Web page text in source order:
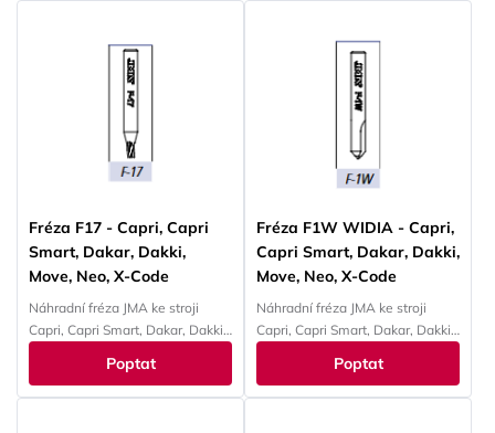
Fréza F17 - Capri, Capri
Smart, Dakar, Dakki,
Move, Neo, X-Code
Náhradní fréza JMA ke stroji
Capri, Capri Smart, Dakar, Dakki,
Poptat
Fréza F1W WIDIA - Capri,
Capri Smart, Dakar, Dakki,
Move, Neo, X-Code
Náhradní fréza JMA ke stroji
Capri, Capri Smart, Dakar, Dakki,
Poptat